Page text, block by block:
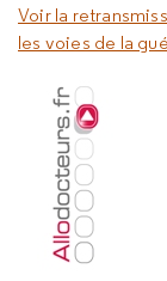
Voir la
les voies de la